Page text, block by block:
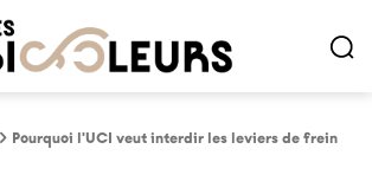
Pourquoi l'UCI veut interdir les leviers de frein